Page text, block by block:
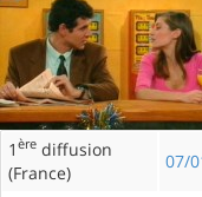
1 ère diffusion
(France)
07/